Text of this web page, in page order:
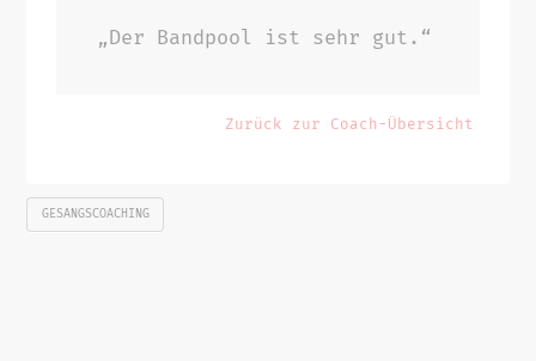
„Der Bandpool ist sehr gut.“
Zurück zur Coach-Übersicht
GESANGSCOACHING